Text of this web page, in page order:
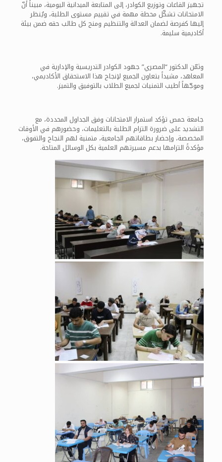
تجهيز القاعات وتوزيع الكوادر، إلى المتابعة الميدانية اليومية، مبيناً أنّ
الامتحانات تشكّل محطة مهمة في تقييم مستوى الطلبة، ويُنظر
إليها كفرصة لضمان العدالة والتنظيم ومنح كل طالب حقه ضمن بيئة
أكاديمية سليمة.
وثمّن الدكتور “المصري” جهود الكوادر التدريسية والإدارية في
المعاهد، مشيداً بتعاون الجميع لإنجاح هذا الاستحقاق الأكاديمي،
وموجّهاً أطيب التمنيات لجميع الطلاب بالتوفيق والتميز.
جامعة حمص تؤكد استمرار الامتحانات وفق الجداول المحددة، مع
التشديد على ضرورة التزام الطلبة بالتعليمات، وحضورهم في الأوقات
المخصصة، وإحضار بطاقاتهم الجامعية، متمنية لهم النجاح والتفوق،
مؤكدةً التزامها بدعم مسيرتهم العلمية بكل الوسائل المتاحة.